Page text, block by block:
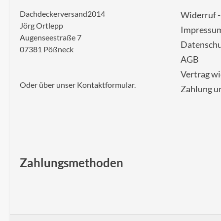
Dachdeckerversand2014
Jörg Ortlepp
Augenseestraße 7
07381 Pößneck
Oder über unser Kontaktformular.
Widerruf
AGB
Vertrag
Zahlung
Zahlungsmethoden